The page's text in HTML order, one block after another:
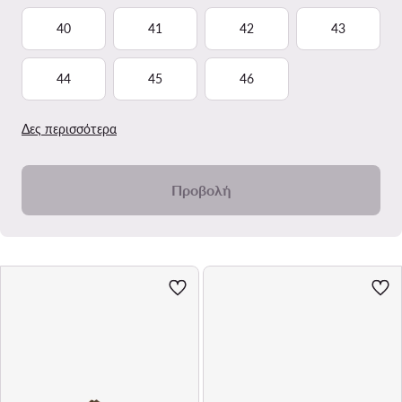
40 41 42 43
44 45 46
Δες περισσότερα
Προβολή